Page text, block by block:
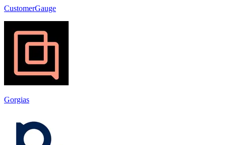
CustomerGauge
Gorgias